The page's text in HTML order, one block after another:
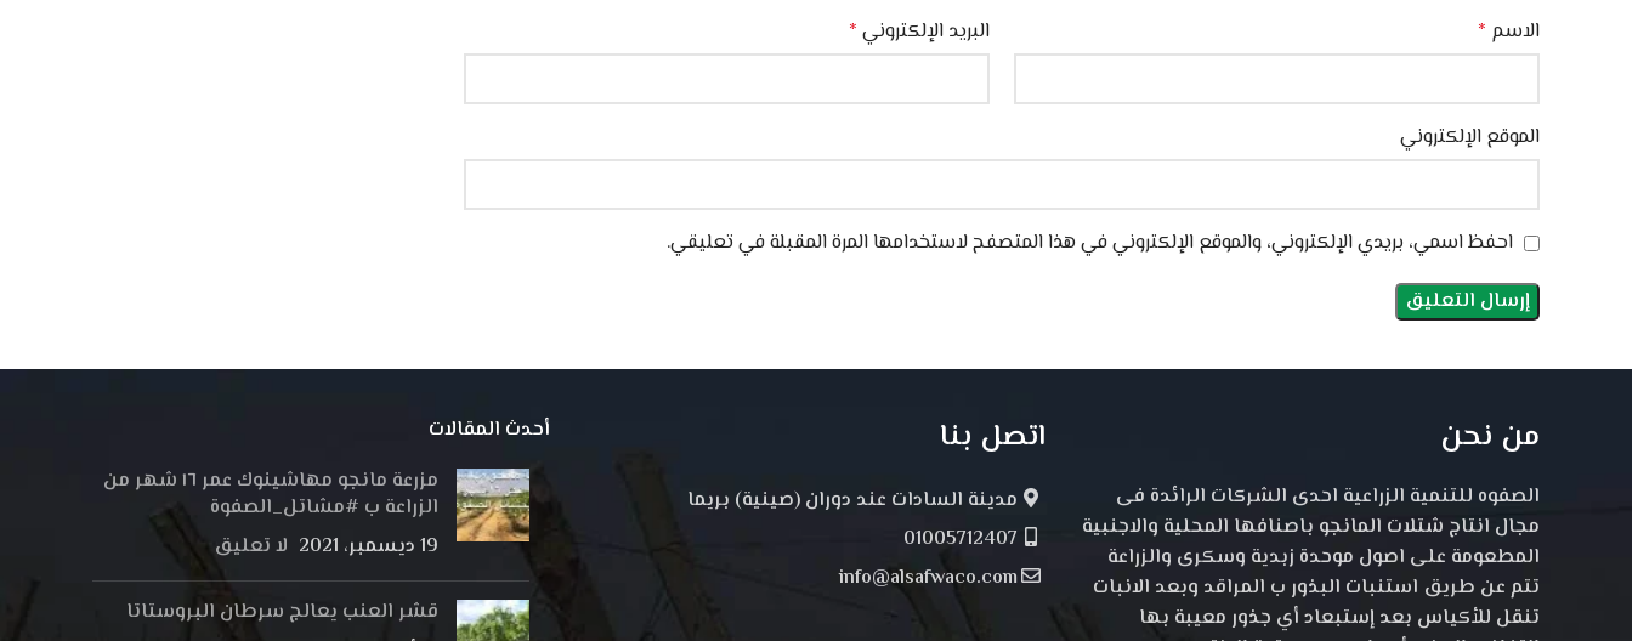
الاسم * البريد الإلكتروني *
الموقع الإلكتروني
احفظ اسمي، بريدي الإلكتروني، والموقع الإلكتروني في هذا المتصفح لاستخدامها المرة المقبلة في تعليقي.
من نحن
الصفوه للتنمية الزراعية احدى الشركات الرائدة فى
مجال انتاج شتلات المانجو باصنافها المحلية والاجنبية
المطعومة على اصول موحدة زبدية وسكرى والزراعة
تتم عن طريق استنبات البذور ب المراقد وبعد الانبات
تنقل للأكياس بعد إستبعاد أي جذور معيبة بها
اتصل بنا
مدينة السادات عند دوران (صينية) بريما
info@alsafwaco.com
أحدث المقالات
مزرعة مانجو مهاشينوك عمر ١٦ شهر من
الزراعة ب #مشاتل_الصفوة
19 ديسمبر، 2021
لا تعليق
قشر العنب يعالج سرطان البروستاتا